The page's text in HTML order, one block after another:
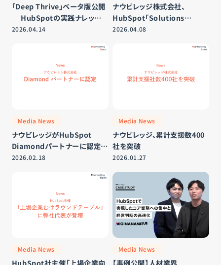
「Deep Thrive」ベータ版公開
― HubSpotの実践ナレッジを
会員限定で配信
2026.04.14
ナウビレッジ株式会社、
HubSpot「Solutions
Partner Impact Awards」に
「Partner of the Year」の2部
2026.04.08
Media News
ナウビレッジがHubSpot
Diamondパートナーに認定さ
れました
2026.02.18
Media News
ナウビレッジ、累計支援数400
社を突破
2026.01.27
Media News
HubSpot社主催「上場企業向
Media News
【事例公開】人材業界